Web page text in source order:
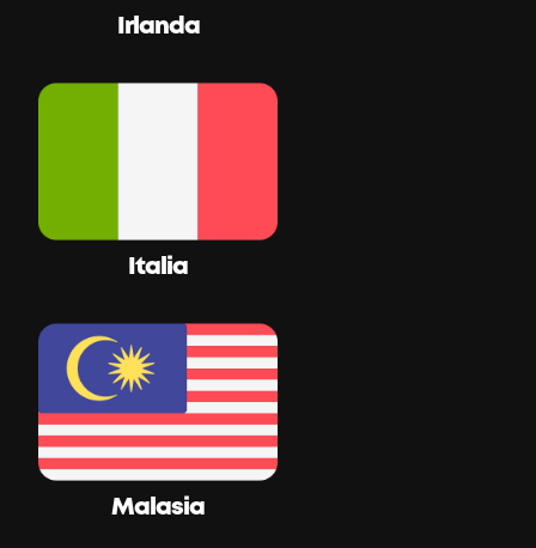
Irlanda
Italia
Malasia